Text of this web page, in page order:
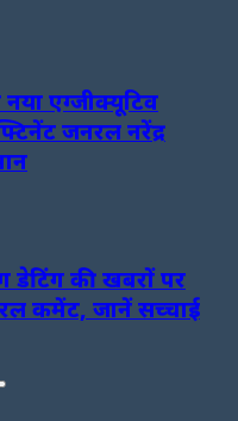
एग्जीक्यूटिव
जनरल नरेंद्र
डेटिंग की खबरों पर
कमेंट, जानें सच्चाई